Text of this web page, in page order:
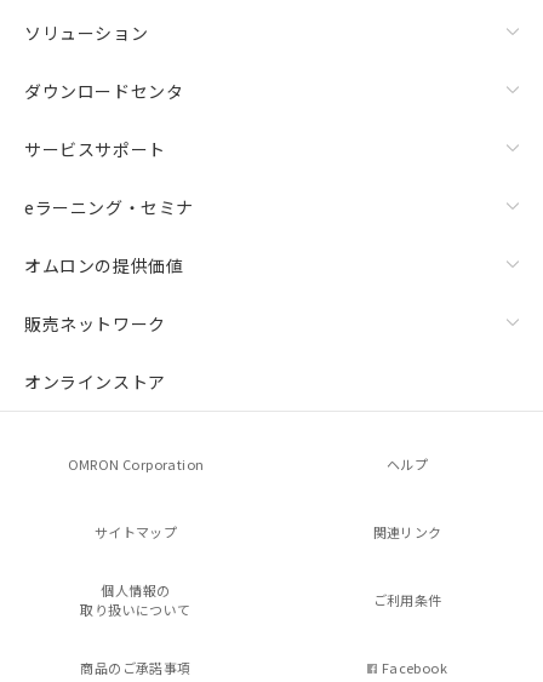
ソリューション
ダウンロードセンタ
サービスサポート
eラーニング・セミナ
オムロンの提供価値
販売ネットワーク
オンラインストア
OMRON Corporation ヘルプ
サイトマップ 関連リンク
個人情報の
取り扱いについて
ご利用条件
商品のご承諾事項 Facebook